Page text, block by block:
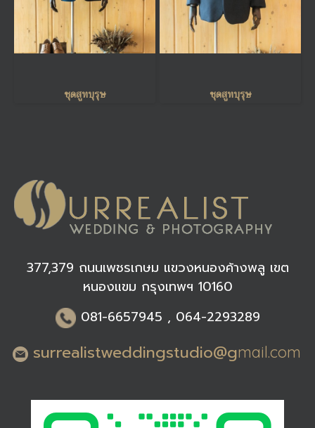
ชุดสูทบุรุษ ชุดสูทบุรุษ
377,379 ถนนเพชรเกษม แขวงหนองค้างพลู เขต
หนองแขม กรุงเทพฯ 10160
081-6657945 , 064-2293289
surrealistweddingstudio@gmail.com